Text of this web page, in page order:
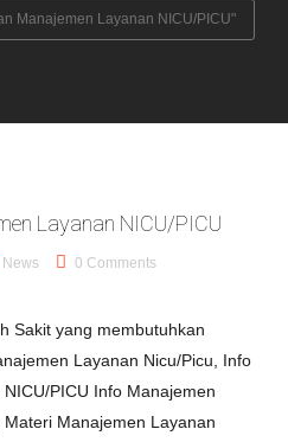
Manajemen Layanan NICU/PICU"
Layanan NICU/PICU
News 0 Comments
Sakit yang membutuhkan
Layanan Nicu/Picu, Info
PICU Info Manajemen
Manajemen Layanan